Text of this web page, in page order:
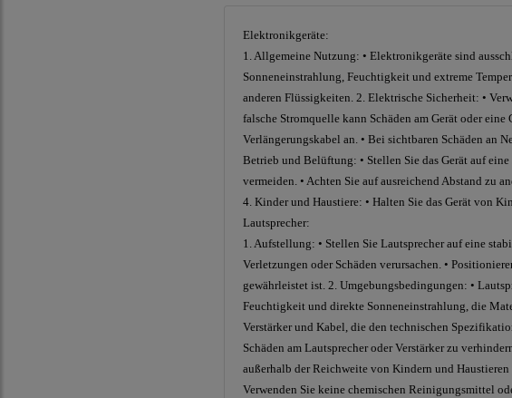
Elektronikgeräte:
1. Allgemeine Nutzung: • Elektronikgeräte sind
Sonneneinstrahlung, Feuchtigkeit und extreme
anderen Flüssigkeiten. 2. Elektrische Sicherheit: •
falsche Stromquelle kann Schäden am Gerät oder
Verlängerungskabel an. • Bei sichtbaren Schäden an
Betrieb und Belüftung: • Stellen Sie das Gerät auf
vermeiden. • Achten Sie auf ausreichend Abstand zu
4. Kinder und Haustiere: • Halten Sie das Gerät von
Lautsprecher:
1. Aufstellung: • Stellen Sie Lautsprecher auf eine
Verletzungen oder Schäden verursachen. •
gewährleistet ist. 2. Umgebungsbedingungen: •
Feuchtigkeit und direkte Sonneneinstrahlung, die
Verstärker und Kabel, die den technischen
Schäden am Lautsprecher oder Verstärker zu
außerhalb der Reichweite von Kindern und
Verwenden Sie keine chemischen Reinigungsmittel